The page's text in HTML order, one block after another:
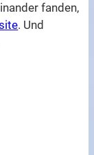
fanden,
. Und